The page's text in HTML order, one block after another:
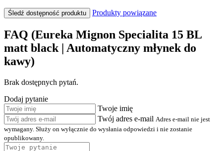
Śledź dostępność produktu Produkty powiązane
FAQ (Eureka Mignon Specialita 15 BL
matt black | Automatyczny młynek do
kawy)
Brak dostępnych pytań.
Dodaj pytanie
Twoje imię
Twój adres e-mail Adres e-mail nie jest
wymagany. Służy on wyłącznie do wysłania odpowiedzi i nie zostanie
opublikowany.